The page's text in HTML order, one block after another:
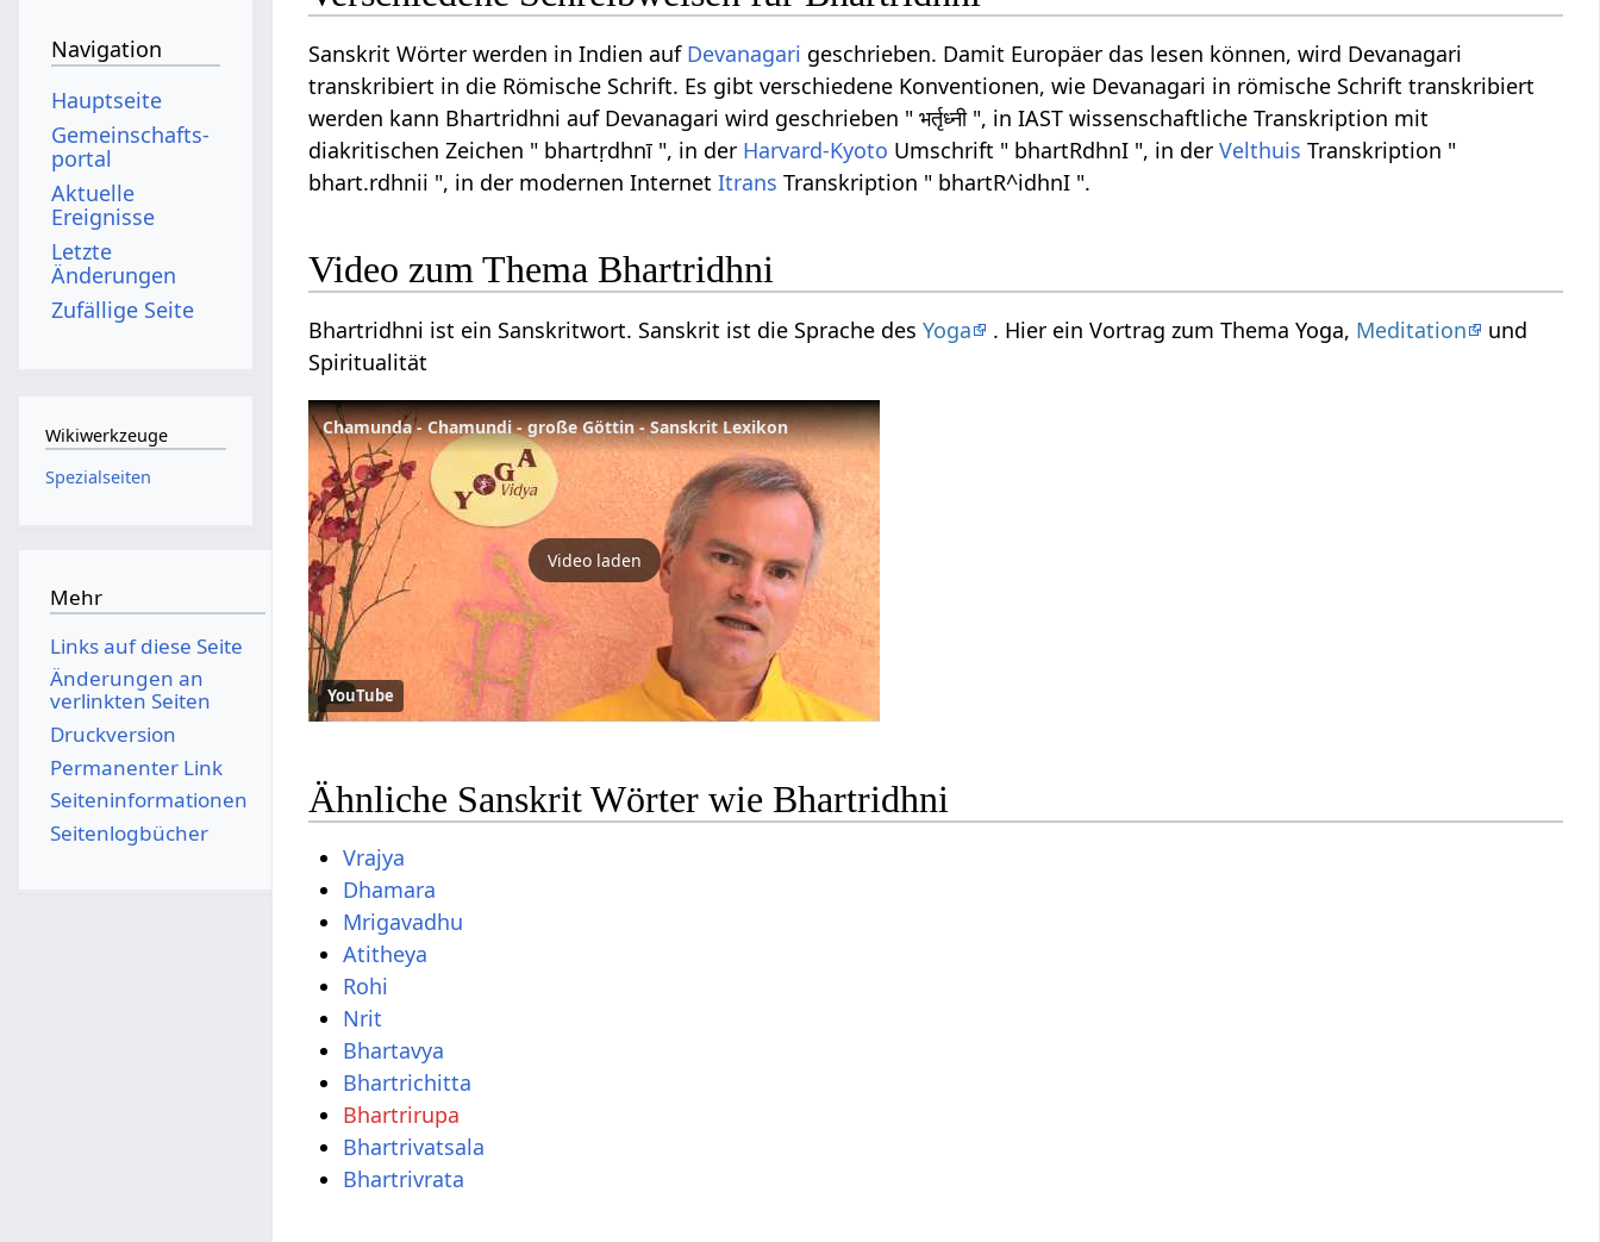
Sanskrit Wörter werden in Indien auf Devanagari geschrieben. Damit Europäer das lesen können, wird Devanagari
transkribiert in die Römische Schrift. Es gibt verschiedene Konventionen, wie Devanagari in römische Schrift transkribiert
werden kann Bhartridhni auf Devanagari wird geschrieben " भर्तृध्नी ", in IAST wissenschaftliche Transkription mit
diakritischen Zeichen " bhartṛdhnī ", in der Harvard-Kyoto Umschrift " bhartRdhnI ", in derVelthuis Transkription "
bhart.rdhnii ", in der modernen InternetItrans Transkription " bhartR^idhnI ".
Video zum Thema Bhartridhni
Bhartridhni ist ein Sanskritwort. Sanskrit ist die Sprache desYoga . Hier ein Vortrag zum Thema Yoga, Meditation
und
Spiritualität
Chamunda - Chamundi - große Göttin - Sanskrit Lexikon
Video laden
YouTube
Ähnliche Sanskrit Wörter wie Bhartridhni
Vrajya
Dhamara
Mrigavadhu
Atitheya
Rohi
Nrit
Bhartavya
Bhartrichitta
Bhartrirupa
Bhartrivatsala
Bhartrivrata
Navigation
Hauptseite
Gemeinschafts­
portal
Aktuelle
Ereignisse
Letzte
Änderungen
Zufällige Seite
Wikiwerkzeuge
Spezialseiten
Mehr
Links auf diese Seite
Änderungen an
verlinkten Seiten
Druckversion
Permanenter Link
Seiten­­informationen
Seitenlogbücher